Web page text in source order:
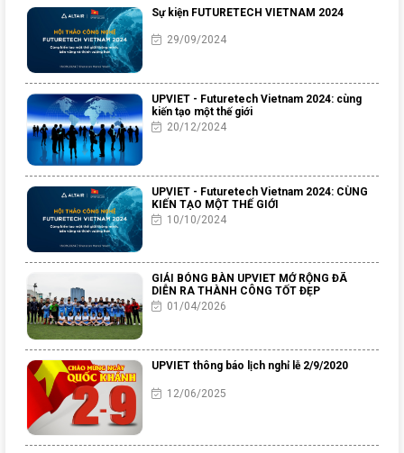
Sự kiện FUTURETECH VIETNAM 2024
29/09/2024
UPVIET - Futuretech Vietnam 2024: cùng
kiến tạo một thế giới
20/12/2024
UPVIET - Futuretech Vietnam 2024: CÙNG
KIẾN TẠO MỘT THẾ GIỚI
10/10/2024
GIẢI BÓNG BÀN UPVIET MỞ RỘNG ĐÃ
DIỄN RA THÀNH CÔNG TỐT ĐẸP
01/04/2026
UPVIET thông báo lịch nghỉ lễ 2/9/2020
12/06/2025